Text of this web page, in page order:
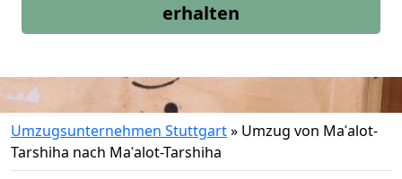
erhalten
Umzugsunternehmen Stuttgart» Umzug von Maʿalot-
Tarshiha nach Maʿalot-Tarshiha